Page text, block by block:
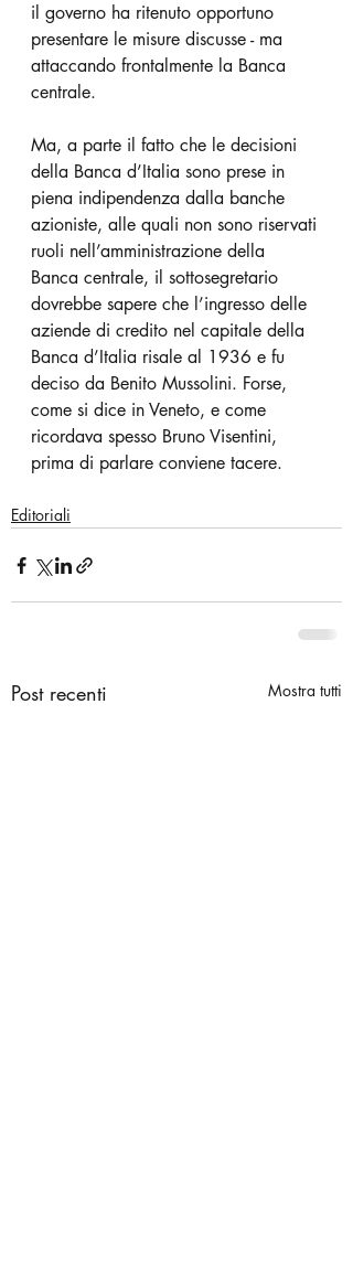
il governo ha ritenuto opportuno
presentare le misure discusse - ma
attaccando frontalmente la Banca
centrale.
Ma, a parte il fatto che le decisioni
della Banca d’Italia sono prese in
piena indipendenza dalla banche
azioniste, alle quali non sono riservati
ruoli nell’amministrazione della
Banca centrale, il sottosegretario
dovrebbe sapere che l’ingresso delle
aziende di credito nel capitale della
Banca d’Italia risale al 1936 e fu
deciso da Benito Mussolini. Forse,
come si dice in Veneto, e come
ricordava spesso Bruno Visentini,
prima di parlare conviene tacere.
Editoriali
Post recenti Mostra tutti